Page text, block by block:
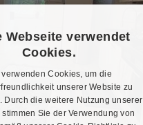
Webseite verwendet
Cookies.
verwenden Cookies, um die
unserer Website zu
Durch die weitere Nutzung unserer
stimmen Sie der Verwendung von